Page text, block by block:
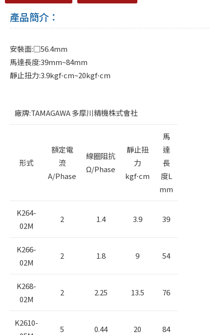
產品簡介：
安裝面:□56.4mm
馬達長度:39mm~84mm
靜止扭力:3.9kgf⋅cm~20kgf⋅cm
廠牌:TAMAGAWA 多摩川精機株式會社
形式
額定電
流
A/Phase
線圈阻抗
Ω/Phase
靜止扭
力
kgf⋅cm
馬
達
長
度L
mm
K264-
02M
2 1.4 3.9 39
K266-
02M
2 1.8 9 54
K268-
02M
2 2.25 13.5 76
K2610-
5 0.44 20 84